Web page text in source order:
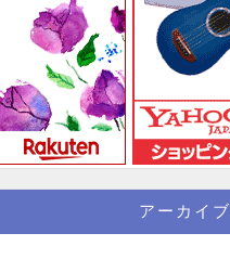
アーカイブ